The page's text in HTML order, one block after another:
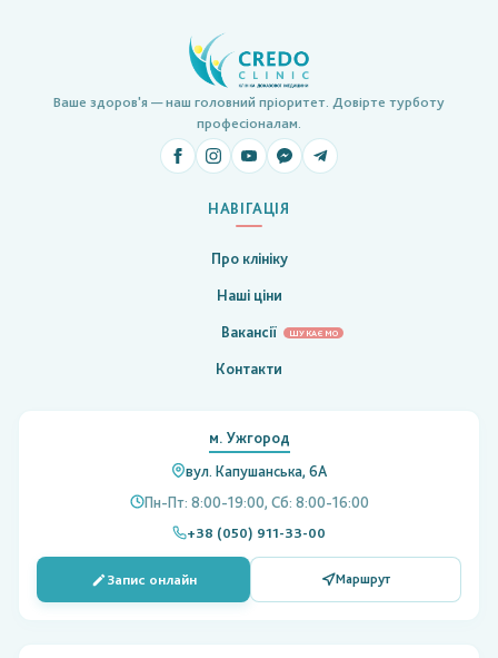
Ваше здоров'я — наш головний пріоритет. Довірте турботу
професіоналам.
НАВІГАЦІЯ
Про клініку
Наші ціни
Вакансії ШУКАЄМО
Контакти
м. Ужгород
вул. Капушанська, 6А
Пн-Пт: 8:00-19:00, Сб: 8:00-16:00
+38 (050) 911-33-00
Запис онлайн Маршрут